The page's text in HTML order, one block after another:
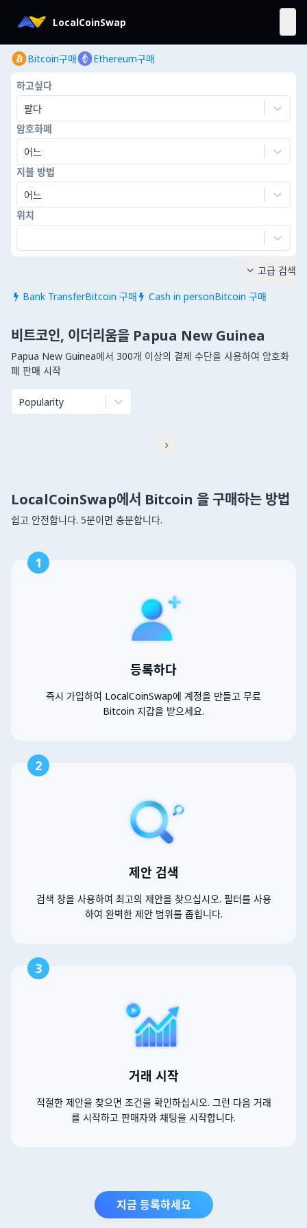
LocalCoinSwap
Bitcoin구매 Ethereum구매
하고싶다
팔다
암호화폐
어느
지불 방법
어느
위치
 Bank TransferBitcoin 구매  Cash in personBitcoin 구매
 고급 검색
비트코인, 이더리움을 Papua New Guinea
Papua New Guinea에서 300개 이상의 결제 수단을 사용하여 암호화
폐 판매 시작
Popularity

LocalCoinSwap에서 Bitcoin 을 구매하는 방법
쉽고 안전합니다. 5분이면 충분합니다.
1
등록하다
즉시 가입하여 LocalCoinSwap에 계정을 만들고 무료
Bitcoin 지갑을 받으세요.
2
제안 검색
검색 창을 사용하여 최고의 제안을 찾으십시오. 필터를 사용
하여 완벽한 제안 범위를 좁힙니다.
3
거래 시작
적절한 제안을 찾으면 조건을 확인하십시오. 그런 다음 거래
를 시작하고 판매자와 채팅을 시작합니다.
지금 등록하세요